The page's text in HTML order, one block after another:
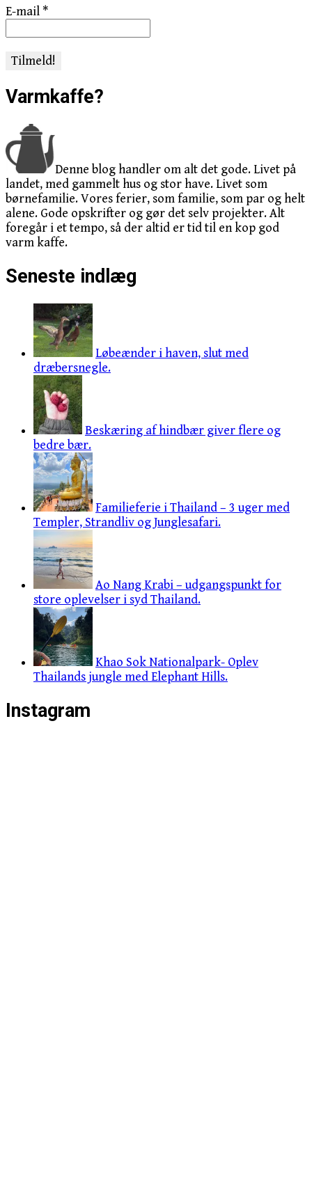
E-mail*
Varmkaffe?
Denne blog handler om alt det gode. Livet på
landet, med gammelt hus og stor have. Livet som
børnefamilie. Vores ferier, som familie, som par og helt
alene. Gode opskrifter og gør det selv projekter. Alt
foregår i et tempo, så der altid er tid til en kop god
varm kaffe.
Seneste indlæg
Løbeænder i haven, slut med
dræbersnegle.
Beskæring af hindbær giver flere og
bedre bær.
Familieferie i Thailand – 3 uger med
Templer, Strandliv og Junglesafari.
Ao Nang Krabi – udgangspunkt for
store oplevelser i syd Thailand.
Khao Sok Nationalpark- Oplev
Thailands jungle med Elephant Hills.
Instagram